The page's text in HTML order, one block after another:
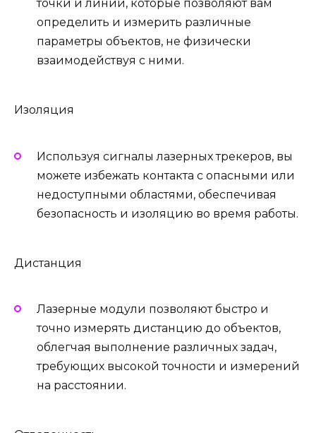
точки и линии, которые позволяют вам
определить и измерить различные
параметры объектов, не физически
взаимодействуя с ними.
Изоляция
Используя сигналы лазерных трекеров, вы
можете избежать контакта с опасными или
недоступными областями, обеспечивая
безопасность и изоляцию во время работы.
Дистанция
Лазерные модули позволяют быстро и
точно измерять дистанцию до объектов,
облегчая выполнение различных задач,
требующих высокой точности и измерений
на расстоянии.